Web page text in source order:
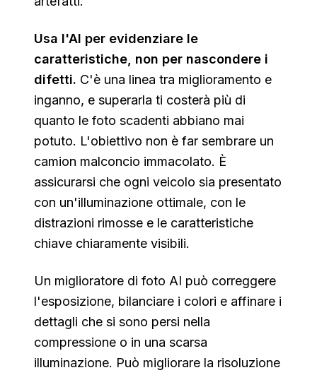
Usa l'AI per evidenziare le
caratteristiche, non per nascondere i
difetti. C'è una linea tra miglioramento e
inganno, e superarla ti costerà più di
quanto le foto scadenti abbiano mai
potuto. L'obiettivo non è far sembrare un
camion malconcio immacolato. È
assicurarsi che ogni veicolo sia presentato
con un'illuminazione ottimale, con le
distrazioni rimosse e le caratteristiche
chiave chiaramente visibili.
Un miglioratore di foto AI può correggere
l'esposizione, bilanciare i colori e affinare i
dettagli che si sono persi nella
compressione o in una scarsa
illuminazione. Può migliorare la risoluzione